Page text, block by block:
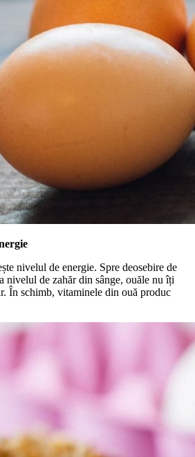
nivelul de energie. Spre deosebire de
nivelul de zahăr din sânge, ouăle nu îți
În schimb, vitaminele din ouă produc